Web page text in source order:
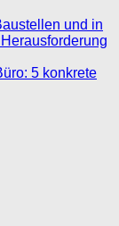
und in
5 konkrete